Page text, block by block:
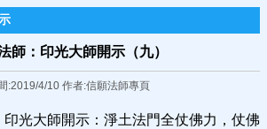
師：印光大師開示（九）
:2019/4/10 作者:信願法師專頁
印光大師開示：淨土法門全仗佛力，仗佛